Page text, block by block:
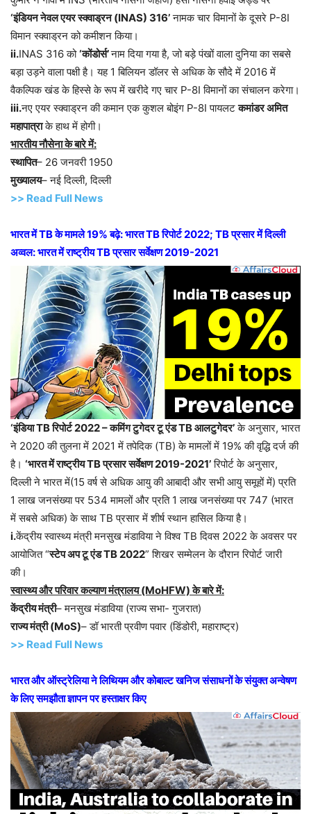
‘इंडियन नेवल एयर स्क्वाड्रन (INAS) 316’नामक चार विमानों के दूसरे P-8I
विमान स्क्वाड्रन को कमीशन किया।
ii.INAS 316 को‘कोंडोर्स’नाम दिया गया है, जो बड़े पंखों वाला दुनिया का सबसे
बड़ा उड़ने वाला पक्षी है। यह 1 बिलियन डॉलर से अधिक के सौदे में 2016 में
वैकल्पिक खंड के हिस्से के रूप में खरीदे गए चार P-8I विमानों का संचालन करेगा।
iii.नए एयर स्क्वाड्रन की कमान एक कुशल बोइंग P-8I पायलटकमांडर अमित
महापात्राके हाथ में होगी।
भारतीय नौसेना के बारे में:
स्थापित– 26 जनवरी 1950
मुख्यालय– नई दिल्ली, दिल्ली
>> Read Full News
भारत में TB के मामले 19% बढ़े: भारत TB रिपोर्ट 2022; TB प्रसार में दिल्ली
अव्वल: भारत में राष्ट्रीय TB प्रसार सर्वेक्षण 2019-2021
‘इंडिया TB रिपोर्ट 2022 – कमिंग टुगेदर टू एंड TB आलटुगेदर’के अनुसार, भारत
ने 2020 की तुलना में 2021 में तपेदिक (TB) के मामलों में 19% की वृद्धि दर्ज की
है। ‘भारत में राष्ट्रीय TB प्रसार सर्वेक्षण 2019-2021’रिपोर्ट के अनुसार,
दिल्ली ने भारत में(15 वर्ष से अधिक आयु की आबादी और सभी आयु समूहों में) प्रति
1 लाख जनसंख्या पर 534 मामलों और प्रति 1 लाख जनसंख्या पर 747 (भारत
में सबसे अधिक) के साथ TB प्रसार में शीर्ष स्थान हासिल किया है।
i.केंद्रीय स्वास्थ्य मंत्री मनसुख मंडाविया ने विश्व TB दिवस 2022 के अवसर पर
आयोजित “स्टेप अप टू एंड TB 2022” शिखर सम्मेलन के दौरान रिपोर्ट जारी
की।
स्वास्थ्य और परिवार कल्याण मंत्रालय (MoHFW) के बारे में:
केंद्रीय मंत्री– मनसुख मंडाविया (राज्य सभा- गुजरात)
राज्य मंत्री (MoS)– डॉ भारती प्रवीण पवार (डिंडोरी, महाराष्ट्र)
>> Read Full News
भारत और ऑस्ट्रेलिया ने लिथियम और कोबाल्ट खनिज संसाधनों के संयुक्त अन्वेषण
के लिए समझौता ज्ञापन पर हस्ताक्षर किए